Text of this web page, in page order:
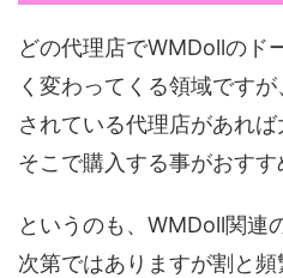
どの代理店でWMDollのド
く変わってくる領域です
されている代理店があれ
そこで購入する事がおすす
というのも、WMDoll関連
次第ではありますが割と